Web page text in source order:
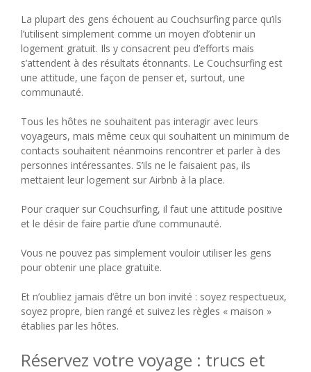
La plupart des gens échouent au Couchsurfing parce qu’ils
l’utilisent simplement comme un moyen d’obtenir un
logement gratuit. Ils y consacrent peu d’efforts mais
s’attendent à des résultats étonnants. Le Couchsurfing est
une attitude, une façon de penser et, surtout, une
communauté.
Tous les hôtes ne souhaitent pas interagir avec leurs
voyageurs, mais même ceux qui souhaitent un minimum de
contacts souhaitent néanmoins rencontrer et parler à des
personnes intéressantes. S’ils ne le faisaient pas, ils
mettaient leur logement sur Airbnb à la place.
Pour craquer sur Couchsurfing, il faut une attitude positive
et le désir de faire partie d’une communauté.
Vous ne pouvez pas simplement vouloir utiliser les gens
pour obtenir une place gratuite.
Et n’oubliez jamais d’être un bon invité : soyez respectueux,
soyez propre, bien rangé et suivez les règles « maison »
établies par les hôtes.
Réservez votre voyage : trucs et